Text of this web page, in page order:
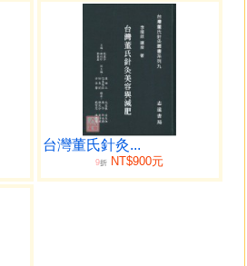
台灣董氏針灸...
9折 NT$900元